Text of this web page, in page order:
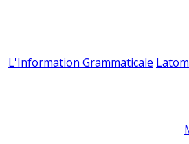
L'Information Grammaticale